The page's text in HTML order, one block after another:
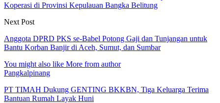
Koperasi di Provinsi Kepulauan Bangka Belitung
Next Post
Anggota DPRD PKS se-Babel Potong Gaji dan Tunjangan untuk
Bantu Korban Banjir di Aceh, Sumut, dan Sumbar
You might also like More from author
Pangkalpinang
PT TIMAH Dukung GENTING BKKBN, Tiga Keluarga Terima
Bantuan Rumah Layak Huni